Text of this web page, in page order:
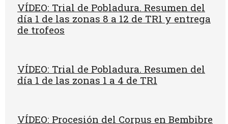
VÍDEO: Trial de Pobladura. Resumen del
día 1 de las zonas 8 a 12 de TR1 y entrega
de trofeos
VÍDEO: Trial de Pobladura. Resumen del
día 1 de las zonas 1 a 4 de TR1
VÍDEO: Procesión del Corpus en Bembibre